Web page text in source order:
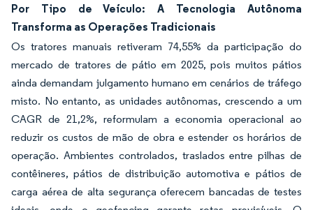
Por Tipo de Veículo: A Tecnologia Autônoma
Transforma as Operações Tradicionais
Os tratores manuais retiveram 74,55% da participação do
mercado de tratores de pátio em 2025, pois muitos pátios
ainda demandam julgamento humano em cenários de tráfego
misto. No entanto, as unidades autônomas, crescendo a um
CAGR de 21,2%, reformulam a economia operacional ao
reduzir os custos de mão de obra e estender os horários de
operação. Ambientes controlados, traslados entre pilhas de
contêineres, pátios de distribuição automotiva e pátios de
carga aérea de alta segurança oferecem bancadas de testes